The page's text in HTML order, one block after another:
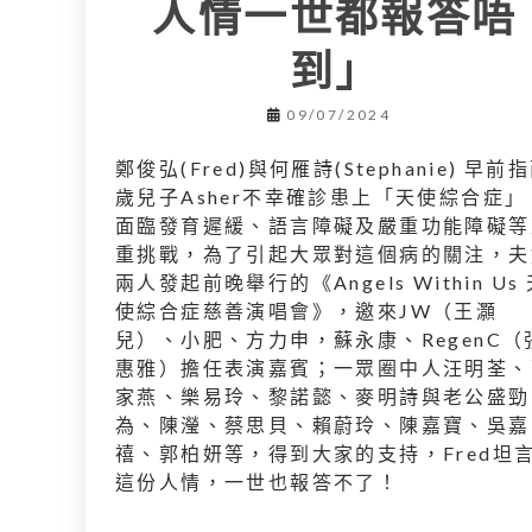
人情一世都報答唔
到」
09/07/2024
鄭俊弘(Fred)與何雁詩(Stephanie) 早前指
歲兒子Asher不幸確診患上「天使綜合症」
面臨發育遲緩、語言障礙及嚴重功能障礙等
重挑戰，為了引起大眾對這個病的關注，
兩人發起前晚舉行的《Angels Within Us
使綜合症慈善演唱會》，邀來JW（王灝
兒）、小肥、方力申，蘇永康、RegenC（
惠雅）擔任表演嘉賓；一眾圈中人汪明荃
家燕、樂易玲、黎諾懿、麥明詩與老公盛勁
為、陳瀅、蔡思貝、賴蔚玲、陳嘉寶、吳嘉
禧、郭柏妍等，得到大家的支持，Fred坦言
這份人情，一世也報答不了！